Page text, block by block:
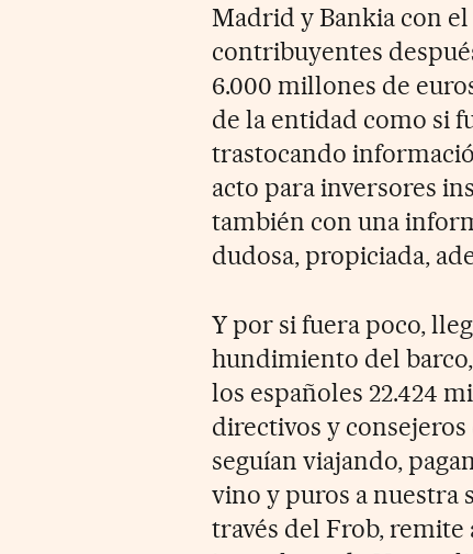
Madrid y Bankia con
contribuyentes
6.000 millones de
de la entidad como si
trastocando
acto para inversores
también con una
dudosa, propiciada,
Y por si fuera poco,
hundimiento del
los españoles 22.424
directivos y
seguían viajando,
vino y puros a nuestra
través del Frob, remite